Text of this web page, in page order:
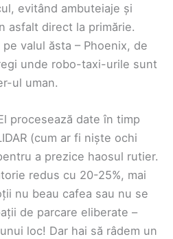
evitând ambuteiaje și
asfalt direct la primărie.
valul ăsta – Phoenix, de
unde robo-taxi-urile sunt
ul uman.
procesează date în timp
(cum ar fi niște ochi
a prezice haosul rutier.
redus cu 20-25%, mai
nu beau cafea sau nu se
de parcare eliberate –
loc! Dar hai să râdem un